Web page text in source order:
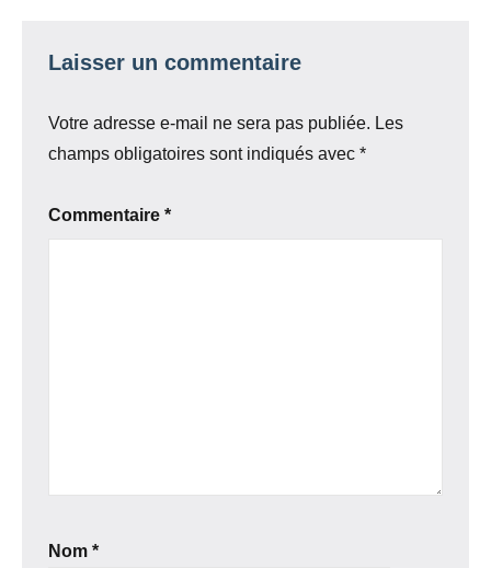
Laisser un commentaire
Votre adresse e-mail ne sera pas publiée. Les
champs obligatoires sont indiqués avec *
Commentaire *
Nom *